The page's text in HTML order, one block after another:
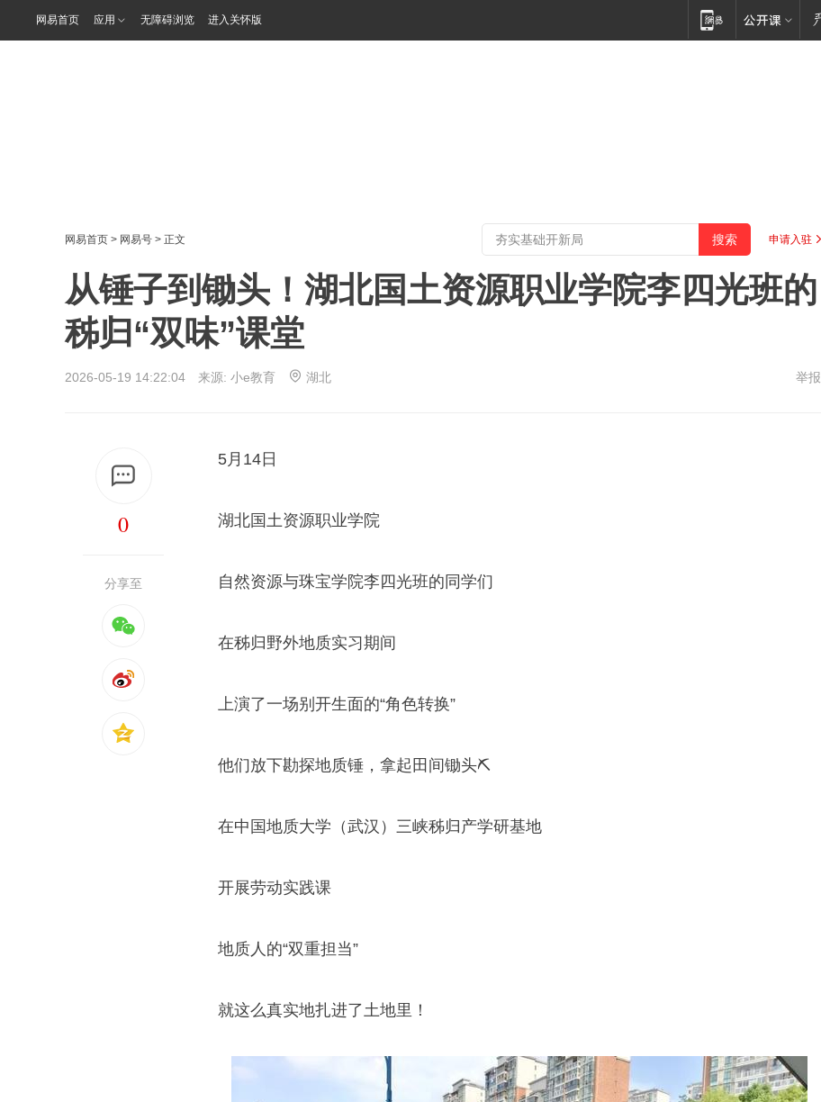
网易首页 应用 无障碍浏览 进入关怀版
网易首页 > 网易号 > 正文 申请入驻
从锤子到锄头！湖北国土资源职业学院李四光班的
秭归“双味”课堂
2026-05-19 14:22:04 来源: 小e教育 湖北 举报
0
分享至
5月14日
湖北国土资源职业学院
自然资源与珠宝学院李四光班的同学们
在秭归野外地质实习期间
上演了一场别开生面的“角色转换”
他们放下勘探地质锤，拿起田间锄头⛏️
在中国地质大学（武汉）三峡秭归产学研基地
开展劳动实践课
地质人的“双重担当”
就这么真实地扎进了土地里！